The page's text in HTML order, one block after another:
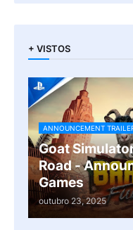
+ VISTOS
ANNOUNCEMENT
Goat
Road -
Games
outubro 23, 2025